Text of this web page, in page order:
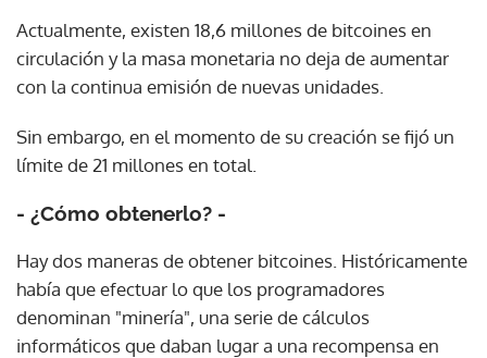
Actualmente, existen 18,6 millones de bitcoines en
circulación y la masa monetaria no deja de aumentar
con la continua emisión de nuevas unidades.
Sin embargo, en el momento de su creación se fijó un
límite de 21 millones en total.
- ¿Cómo obtenerlo? -
Hay dos maneras de obtener bitcoines. Históricamente
había que efectuar lo que los programadores
denominan "minería", una serie de cálculos
informáticos que daban lugar a una recompensa en